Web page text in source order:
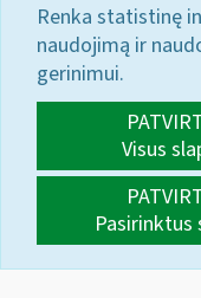
Renka statistinę
naudojimą ir
gerinimui.
Visus
Pasirinktus